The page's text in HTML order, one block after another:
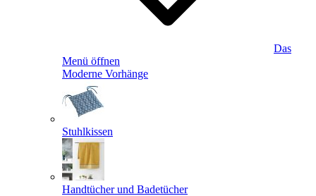
Das
Menü öffnen
Moderne Vorhänge
Stuhlkissen
Handtücher und Badetücher